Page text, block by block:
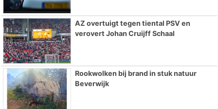
AZ overtuigt tegen tiental PSV en
verovert Johan Cruijff Schaal
Rookwolken bij brand in stuk natuur
Beverwijk